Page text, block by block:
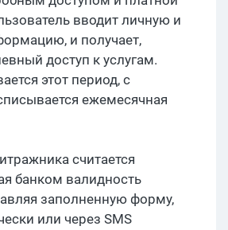
вводит личную и
и получает,
доступ к услугам.
этот период, с
ежемесячная
считается
банком валидность
заполненную форму,
или через SMS